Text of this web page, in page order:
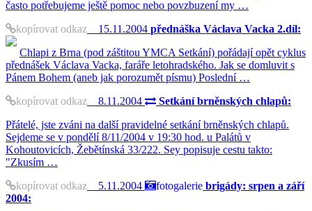
často potřebujeme ještě pomoc nebo povzbuzení my …
kopírovat odkaz 15.11.2004 přednáška Václava Vacka 2.díl:
Chlapi z Brna (pod záštitou YMCA Setkání) pořádají opět cyklus
přednášek Václava Vacka, faráře letohradského. Jak se domluvit s
Pánem Bohem (aneb jak porozumět písmu) Poslední …
kopírovat odkaz 8.11.2004
Setkání brněnských chlapů:
Přátelé, jste zváni na další pravidelné setkání brněnských chlapů.
Sejdeme se v pondělí 8/11/2004 v 19:30 hod. u Palátů v
Kohoutovicích, Žebětínská 33/222. Sey popisuje cestu takto:
"Zkusím …
kopírovat odkaz 5.11.2004 fotogalerie brigády: srpen a září
2004: